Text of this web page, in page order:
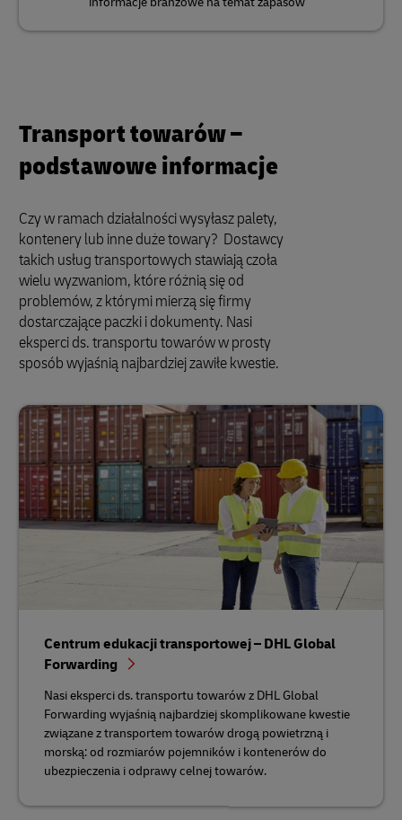
Transport towarów –
podstawowe informacje
Czy w ramach działalności wysyłasz palety,
kontenery lub inne duże towary? Dostawcy
takich usług transportowych stawiają czoła
wielu wyzwaniom, które różnią się od
problemów, z którymi mierzą się firmy
dostarczające paczki i dokumenty. Nasi
eksperci ds. transportu towarów w prosty
sposób wyjaśnią najbardziej zawiłe kwestie.
Centrum edukacji transportowej – DHL Global
Forwarding
Nasi eksperci ds. transportu towarów z DHL Global
Forwarding wyjaśnią najbardziej skomplikowane kwestie
związane z transportem towarów drogą powietrzną i
morską: od rozmiarów pojemników i kontenerów do
ubezpieczenia i odprawy celnej towarów.